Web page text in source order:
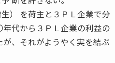
） を荷主と３ＰＬ企業で分
代から３ＰＬ企業の利益の
、それがようやく実を結ぶ